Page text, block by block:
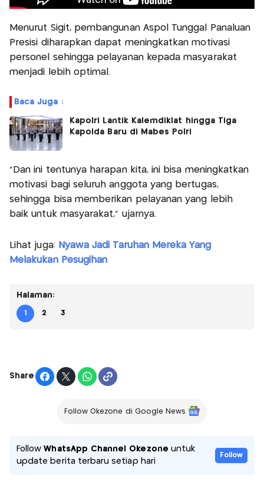
Menurut Sigit, pembangunan Aspol Tunggal Panaluan
Presisi diharapkan dapat meningkatkan motivasi
personel sehingga pelayanan kepada masyarakat
menjadi lebih optimal.
Baca Juga :
Kapolri Lantik Kalemdiklat hingga Tiga
Kapolda Baru di Mabes Polri
“Dan ini tentunya harapan kita, ini bisa meningkatkan
motivasi bagi seluruh anggota yang bertugas,
sehingga bisa memberikan pelayanan yang lebih
baik untuk masyarakat,” ujarnya.
Lihat juga: Nyawa Jadi Taruhan Mereka Yang
Melakukan Pesugihan
Halaman:
1 2 3
Share
Follow Okezone di Google News
FollowWhatsApp Channel Okezone untuk
update berita terbaru setiap hari
Follow